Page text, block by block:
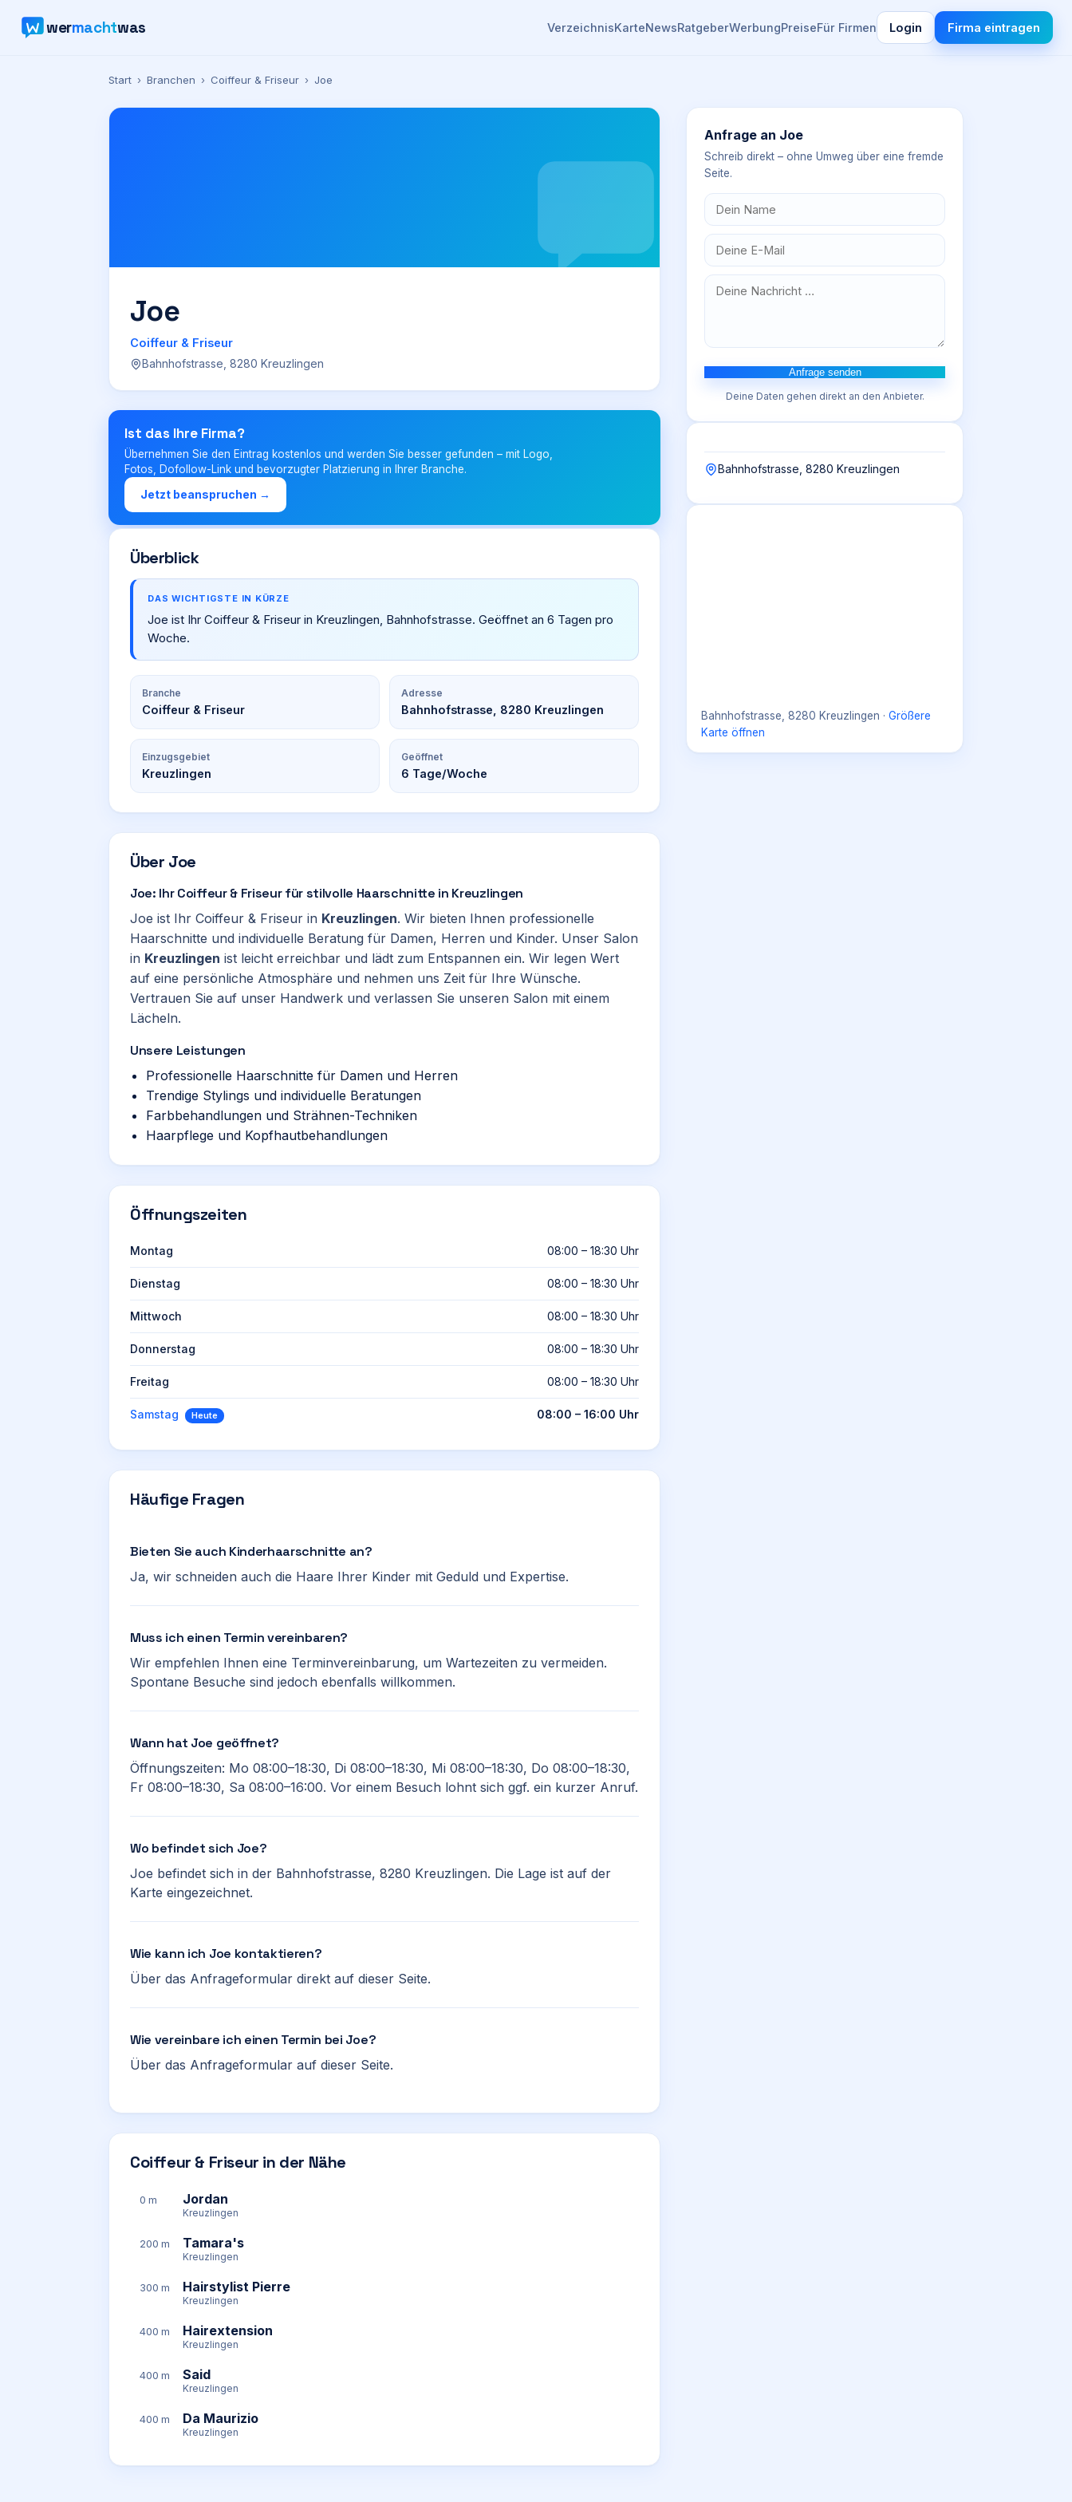
wermachtwas VerzeichnisKarteNewsRatgeberWerbungPreiseFür Firmen Login Firma eintragen
Start › Branchen › Coiffeur & Friseur › Joe
Joe
Coiffeur & Friseur
Bahnhofstrasse, 8280 Kreuzlingen
Ist das Ihre Firma?
Übernehmen Sie den Eintrag kostenlos und werden Sie besser gefunden – mit Logo,
Fotos, Dofollow-Link und bevorzugter Platzierung in Ihrer Branche.
Jetzt beanspruchen →
Überblick
DAS WICHTIGSTE IN KÜRZE
Joe ist Ihr Coiffeur & Friseur in Kreuzlingen, Bahnhofstrasse. Geöffnet an 6 Tagen pro
Woche.
Branche
Coiffeur & Friseur
Adresse
Bahnhofstrasse, 8280 Kreuzlingen
Einzugsgebiet
Kreuzlingen
Geöffnet
6 Tage/Woche
Über Joe
Joe: Ihr Coiffeur & Friseur für stilvolle Haarschnitte in Kreuzlingen
Joe ist Ihr Coiffeur & Friseur in Kreuzlingen. Wir bieten Ihnen professionelle
Haarschnitte und individuelle Beratung für Damen, Herren und Kinder. Unser Salon
in Kreuzlingen ist leicht erreichbar und lädt zum Entspannen ein. Wir legen Wert
auf eine persönliche Atmosphäre und nehmen uns Zeit für Ihre Wünsche.
Vertrauen Sie auf unser Handwerk und verlassen Sie unseren Salon mit einem
Lächeln.
Unsere Leistungen
Professionelle Haarschnitte für Damen und Herren
Trendige Stylings und individuelle Beratungen
Farbbehandlungen und Strähnen-Techniken
Haarpflege und Kopfhautbehandlungen
Öffnungszeiten
Montag 08:00 – 18:30 Uhr
Dienstag 08:00 – 18:30 Uhr
Mittwoch 08:00 – 18:30 Uhr
Donnerstag 08:00 – 18:30 Uhr
Freitag 08:00 – 18:30 Uhr
Samstag Heute 08:00 – 16:00 Uhr
Häufige Fragen
Bieten Sie auch Kinderhaarschnitte an?
Ja, wir schneiden auch die Haare Ihrer Kinder mit Geduld und Expertise.
Muss ich einen Termin vereinbaren?
Wir empfehlen Ihnen eine Terminvereinbarung, um Wartezeiten zu vermeiden.
Spontane Besuche sind jedoch ebenfalls willkommen.
Wann hat Joe geöffnet?
Öffnungszeiten: Mo 08:00–18:30, Di 08:00–18:30, Mi 08:00–18:30, Do 08:00–18:30,
Fr 08:00–18:30, Sa 08:00–16:00. Vor einem Besuch lohnt sich ggf. ein kurzer Anruf.
Wo befindet sich Joe?
Joe befindet sich in der Bahnhofstrasse, 8280 Kreuzlingen. Die Lage ist auf der
Karte eingezeichnet.
Wie kann ich Joe kontaktieren?
Über das Anfrageformular direkt auf dieser Seite.
Wie vereinbare ich einen Termin bei Joe?
Über das Anfrageformular auf dieser Seite.
Coiffeur & Friseur in der Nähe
0 m Jordan
Kreuzlingen
200 m Tamara's
Kreuzlingen
300 m Hairstylist Pierre
Kreuzlingen
400 m Hairextension
Kreuzlingen
400 m Said
Kreuzlingen
400 m Da Maurizio
Kreuzlingen
Anfrage an Joe
Schreib direkt – ohne Umweg über eine fremde
Seite.
Anfrage senden
Deine Daten gehen direkt an den Anbieter.
Bahnhofstrasse, 8280 Kreuzlingen
Bahnhofstrasse, 8280 Kreuzlingen · Größere
Karte öffnen